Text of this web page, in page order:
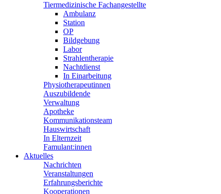
Tiermedizinische Fachangestellte
Ambulanz
Station
OP
Bildgebung
Labor
Strahlentherapie
Nachtdienst
In Einarbeitung
Physiotherapeutinnen
Auszubildende
Verwaltung
Apotheke
Kommunikationsteam
Hauswirtschaft
In Elternzeit
Famulant:innen
Aktuelles
Nachrichten
Veranstaltungen
Erfahrungsberichte
Kooperationen